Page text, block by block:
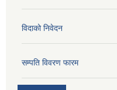
विदाको निवेदन
सम्पति विवरण फारम